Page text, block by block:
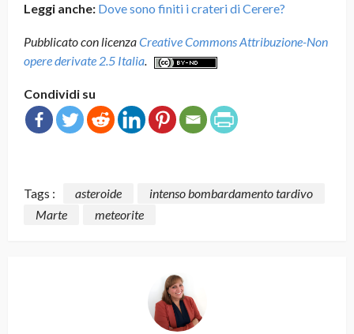
Leggi anche: Dove sono finiti i crateri di Cerere?
Pubblicato con licenzaCreative Commons Attribuzione-Non
opere derivate 2.5 Italia.
Condividi su
Tags : asteroide
intenso bombardamento tardivo
Marte
meteorite